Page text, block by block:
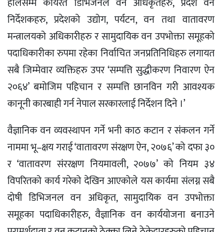
निर्देशकहरु, प्रदेशको उद्योग, पर्यटन, वन तथा वातावरण
मन्त्रालयको अधिकारीहरु र सामुदायिक वन उपभोक्ता समूहको
पदाधिकारीका रुपमा रहेका निर्वाचित जनप्रतिनिधिहरु लगायत
सबै जिम्मेवार व्यक्तिहरु उपर ‘सम्पत्ति सुद्धीकरण निवारण ऐन
२०६४’ बमोजिम पहिचान र सम्पत्ति छानविन गरी आवश्यक
कानूनी कारबाही गर्न नेपाल सरकारलाई निर्देशन दिने ।’
वैज्ञानिक वन व्यवस्थापन गर्ने भनी काठ कटान र संकलन गर्ने
नाममा भू–क्षय गराई ‘वातावरण संरक्षण ऐन, २०७६’ को दफा ३०
र ‘वातावरण संररक्षण नियमावली, २०७७’ को नियम ३४
विपरितको कार्य गरेको देखिन आएकोले यस कार्यमा संलग्न सबै
दोषी डिभिजनल वन अधिकृत, सामुदायिक वन उपभोक्ता
समूहका पदाधिकारीहरु, वैज्ञानिक वन कार्ययोजना बनाउने